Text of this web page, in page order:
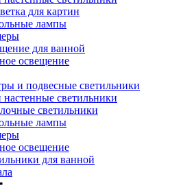
для картин
лампы
для ванной
освещение
и подвесные светильники
настенные светильники
светильники
лампы
освещение
для ванной